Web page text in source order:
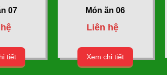
07
tiết
Món ăn 06
Liên hệ
Xem chi tiết